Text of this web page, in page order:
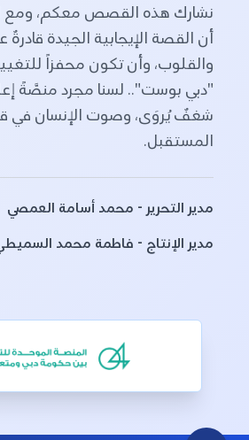
نشارك هذه القصص معكم، ومع
أن القصة الإيجابية الجيدة قادرةٌ
والقلوب، وأن تكون محفزاً
"دبي بوست".. لسنا مجرد منصَّةً
شغفٌ يُروَى، وصوت الإنسان في
المستقبل.
مدير التحرير - محمد أسامة العمصي
مدير الإنتاج - فاطمة محمد